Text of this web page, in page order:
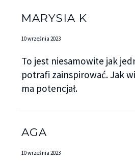
MARYSIA K
10 września 2023
To jest niesamowite jak
potrafi zainspirować. Jak
ma potencjał.
AGA
10 września 2023